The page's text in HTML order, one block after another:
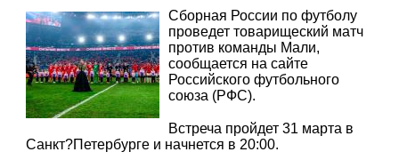
Сборная России по футболу
проведет товарищеский матч
против команды Мали,
сообщается на сайте
Российского футбольного
союза (РФС).
Встреча пройдет 31 марта в
Санкт?Петербурге и начнется в 20:00.